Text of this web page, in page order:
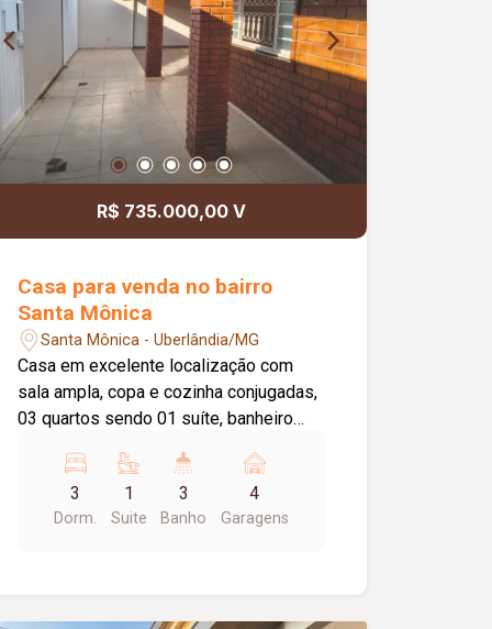
R$ 735.000,00 V
Casa para venda no bairro
Santa Mônica
Santa Mônica - Uberlândia/MG
Casa em excelente localização com
sala ampla, copa e cozinha conjugadas,
03 quartos sendo 01 suíte, banheiro
serviço, quarto e banheiro.
3
Dorm.
1
Suite
3
Banho
4
Garagens